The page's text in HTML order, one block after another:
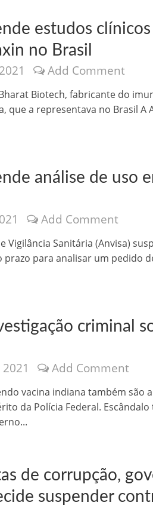
vida de Flechinha, o bebe coelho – Vídeo
estudos clínicos
no Brasil
Add Comment
Biotech, fabricante do
que a representava no Brasil A
análise de uso
Add Comment
Vigilância Sanitária (Anvisa)
prazo para analisar um pedido
criminal
Add Comment
vacina indiana também são
da Polícia Federal.
de corrupção,
suspender